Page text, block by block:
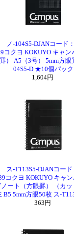
ノ-104S5-DJANコード
コクヨ KOKUYO キャン
罫） A5（3号） 5mm方眼
04S5-D ★10個パック
1,604円
ス-T113S5-DJANコー
コクヨ KOKUYO キャ
ノート（方眼罫） （カ
B5 5mm方眼50枚 ス-
363円